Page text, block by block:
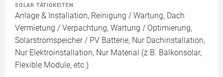
SOLAR TÄTIGKEITEN
Anlage & Installation, Reinigung / Wartung, Dach
Vermietung / Verpachtung, Wartung / Optimierung,
Solarstromspeicher / PV Batterie, Nur Dachinstallation,
Nur Elektroinstallation, Nur Material (z.B. Balkonsolar,
Flexible Module, etc.)